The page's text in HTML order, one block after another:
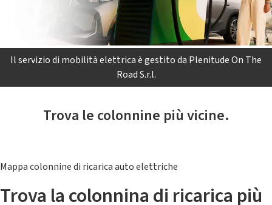
Il servizio di mobilità elettrica è gestito da Plenitude On The
Road S.r.l.
Trova le colonnine più vicine.
Mappa colonnine di ricarica auto elettriche
Trova la colonnina di ricarica più